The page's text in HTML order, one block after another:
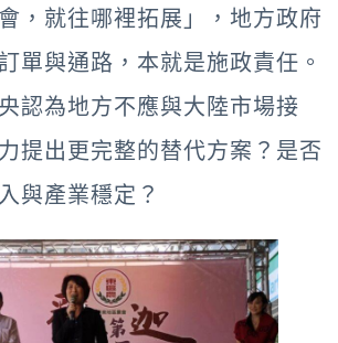
，就往哪裡拓展」，地方政府
單與通路，本就是施政責任。
認為地方不應與大陸市場接
提出更完整的替代方案？是否
與產業穩定？